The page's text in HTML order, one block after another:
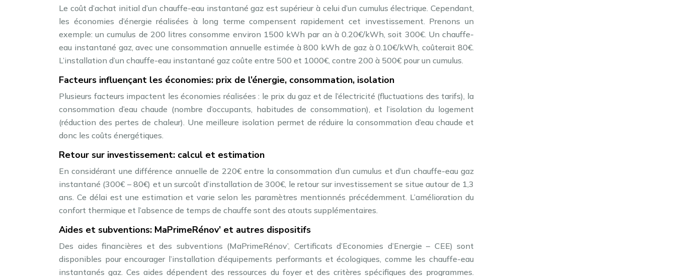
Le coût d’achat initial d’un chauffe-eau instantané gaz est supérieur à celui d’un cumulus électrique. Cependant,
les économies d’énergie réalisées à long terme compensent rapidement cet investissement. Prenons un
exemple: un cumulus de 200 litres consomme environ 1500 kWh par an à 0.20€/kWh, soit 300€. Un chauffe-
eau instantané gaz, avec une consommation annuelle estimée à 800 kWh de gaz à 0.10€/kWh, coûterait 80€.
L’installation d’un chauffe-eau instantané gaz coûte entre 500 et 1000€, contre 200 à 500€ pour un cumulus.
Facteurs influençant les économies: prix de l’énergie, consommation, isolation
Plusieurs facteurs impactent les économies réalisées : le prix du gaz et de l’électricité (fluctuations des tarifs), la
consommation d’eau chaude (nombre d’occupants, habitudes de consommation), et l’isolation du logement
(réduction des pertes de chaleur). Une meilleure isolation permet de réduire la consommation d’eau chaude et
donc les coûts énergétiques.
Retour sur investissement: calcul et estimation
En considérant une différence annuelle de 220€ entre la consommation d’un cumulus et d’un chauffe-eau gaz
instantané (300€ – 80€) et un surcoût d’installation de 300€, le retour sur investissement se situe autour de 1,3
ans. Ce délai est une estimation et varie selon les paramètres mentionnés précédemment. L’amélioration du
confort thermique et l’absence de temps de chauffe sont des atouts supplémentaires.
Aides et subventions: MaPrimeRénov’ et autres dispositifs
Des aides financières et des subventions (MaPrimeRénov’, Certificats d’Economies d’Energie – CEE) sont
disponibles pour encourager l’installation d’équipements performants et écologiques, comme les chauffe-eau
instantanés gaz. Ces aides dépendent des ressources du foyer et des critères spécifiques des programmes.